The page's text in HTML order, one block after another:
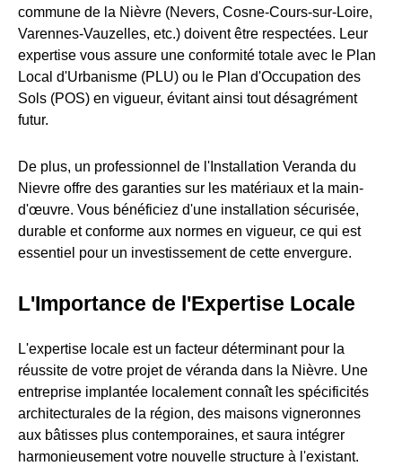
commune de la Nièvre (Nevers, Cosne-Cours-sur-Loire,
Varennes-Vauzelles, etc.) doivent être respectées. Leur
expertise vous assure une conformité totale avec le Plan
Local d'Urbanisme (PLU) ou le Plan d'Occupation des
Sols (POS) en vigueur, évitant ainsi tout désagrément
futur.
De plus, un professionnel de l'Installation Veranda du
Nievre offre des garanties sur les matériaux et la main-
d'œuvre. Vous bénéficiez d'une installation sécurisée,
durable et conforme aux normes en vigueur, ce qui est
essentiel pour un investissement de cette envergure.
L'Importance de l'Expertise Locale
L'expertise locale est un facteur déterminant pour la
réussite de votre projet de véranda dans la Nièvre. Une
entreprise implantée localement connaît les spécificités
architecturales de la région, des maisons vigneronnes
aux bâtisses plus contemporaines, et saura intégrer
harmonieusement votre nouvelle structure à l'existant.